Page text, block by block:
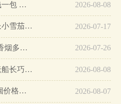
日产老船长arkroyal多少钱一包 日产arkroyal红盒香烟价格10元/包… 2026-08-08
黑船长香烟多少钱 黑船长小雪茄8支装价格45元/包… 2026-07-17
原味Captain Black黑船长香烟多少钱 美国黑船长香烟价格40元/包… 2026-07-26
老船长香烟价格是多少 老船长巧克力香烟价格8元/包… 2026-08-08
老ARK ROYAL(船长)香烟价格表图 老船长香烟价格是多少(8-13元)… 2026-08-07